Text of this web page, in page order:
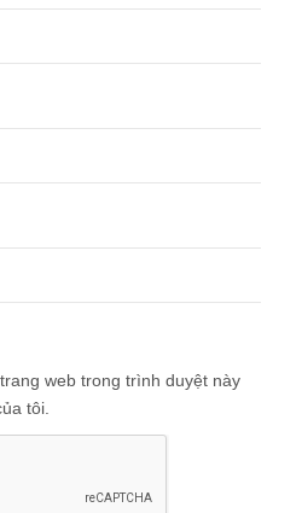
web trong trình duyệt này
tôi.